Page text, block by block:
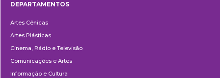
DEPARTAMENTOS
Artes Cênicas
Artes Plásticas
Cinema, Rádio e Televisão
Comunicações e Artes
Informação e Cultura